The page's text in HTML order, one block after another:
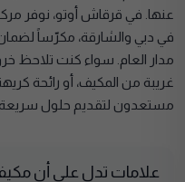
عنها. في قرقاش أوتو، نوفر
في دبي والشارقة، مكرّساً
مدار العام. سواء كنت تلاحظ
غريبة من المكيف، أو رائحة
مستعدون لتقديم حلول
علامات تدل على أن